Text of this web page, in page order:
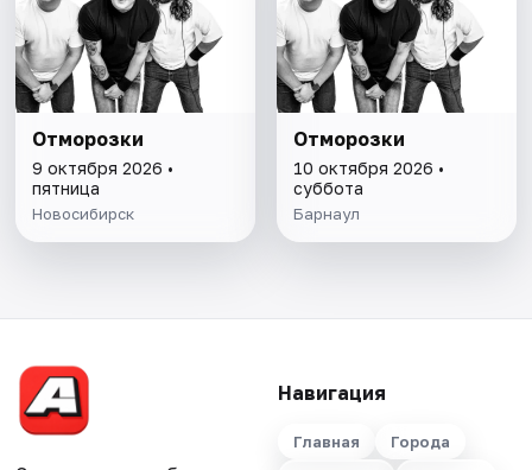
Отморозки
9 октября 2026 •
пятница
Новосибирск
Отморозки
10 октября 2026 •
суббота
Барнаул
Навигация
Главная
Города